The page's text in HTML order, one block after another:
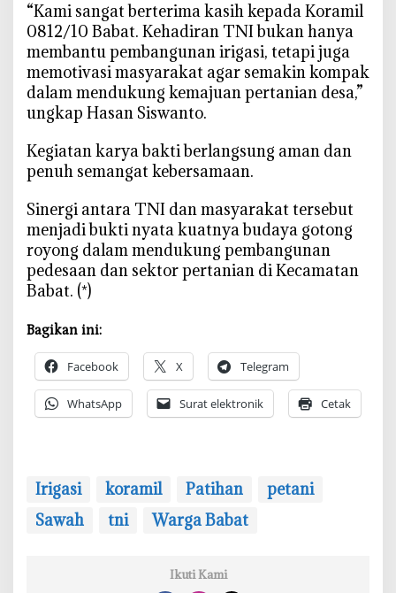
‎“Kami sangat berterima kasih kepada Koramil
0812/10 Babat. Kehadiran TNI bukan hanya
membantu pembangunan irigasi, tetapi juga
memotivasi masyarakat agar semakin kompak
dalam mendukung kemajuan pertanian desa,”
ungkap Hasan Siswanto.
‎Kegiatan karya bakti berlangsung aman dan
penuh semangat kebersamaan.
‎Sinergi antara TNI dan masyarakat tersebut
menjadi bukti nyata kuatnya budaya gotong
royong dalam mendukung pembangunan
pedesaan dan sektor pertanian di Kecamatan
Babat. (*)
Bagikan ini:
Facebook X Telegram
WhatsApp Surat elektronik Cetak
Irigasi koramil Patihan
petani
Sawah
tni Warga Babat
Ikuti Kami